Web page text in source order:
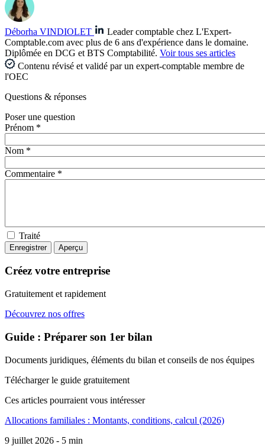
Déborha VINDIOLET
Leader comptable chez L'Expert-
Comptable.com avec plus de 6 ans d'expérience dans le domaine.
Diplômée en DCG et BTS Comptabilité. Voir tous ses articles
Contenu révisé et validé par un expert-comptable membre de
l'OEC
Questions & réponses
Poser une question
Prénom *
Nom *
Commentaire *
Traité
Créez votre entreprise
Gratuitement et rapidement
Découvrez nos offres
Guide : Préparer son 1er bilan
Documents juridiques, éléments du bilan et conseils de nos équipes
Télécharger le guide gratuitement
Ces articles pourraient vous intéresser
Allocations familiales : Montants, conditions, calcul (2026)
9 juillet 2026 - 5 min